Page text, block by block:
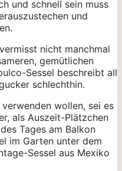
und schnell sein muss
und
nicht manchmal
gemütlichen
Sessel beschreibt all
schlechthin.
wollen, sei es
als Auszeit-Plätzchen
Tages am Balkon
im Garten unter dem
Sessel aus Mexiko